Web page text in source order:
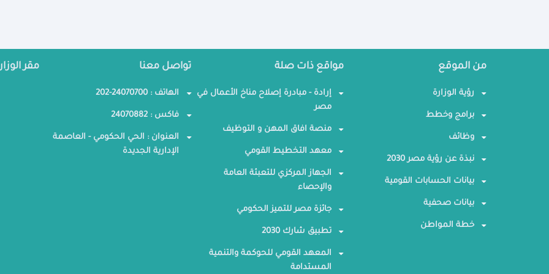
من الموقع
رؤية الوزارة
برامج وخطط
وظائف
نبذة عن رؤية مصر 2030
بيانات الحسابات القومية
بيانات صحفية
خطة المواطن
مواقع ذات صلة
إرادة - مبادرة إصلاح مناخ الأعمال في
مصر
منصة افاق المهن و التوظيف
معهد التخطيط القومي
الجهاز المركزي للتعبئة العامة
والإحصاء
جائزة مصر للتميز الحكومي
تطبيق شارك 2030
المعهد القومي للحوكمة والتنمية
المستدامة
تواصل معنا
الهاتف : 24070700-202
فاكس : 24070882
العنوان : الحي الحكومي - العاصمة
الإدارية الجديدة
مقر